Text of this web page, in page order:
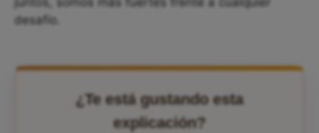
desafío.
¿Te está gustando esta
explicación?